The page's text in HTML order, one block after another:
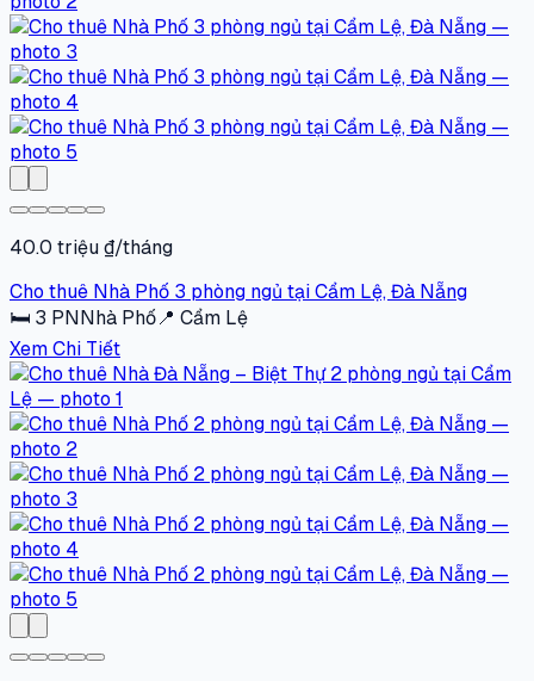
40.0 triệu ₫/tháng
Cho thuê Nhà Phố 3 phòng ngủ tại Cẩm Lệ, Đà Nẵng
🛏 3 PNNhà Phố📍 Cẩm Lệ
Xem Chi Tiết